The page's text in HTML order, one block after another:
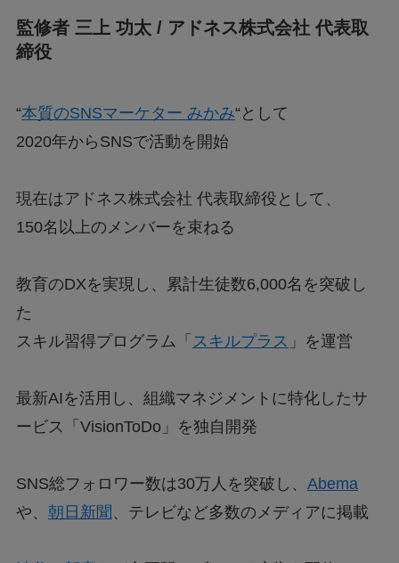
監修者 三上 功太 / アドネス株式会社 代表取
締役
“本質のSNSマーケター みかみ“として
2020年からSNSで活動を開始
現在はアドネス株式会社 代表取締役として、
150名以上のメンバーを束ねる
教育のDXを実現し、累計生徒数6,000名を突破し
た
スキル習得プログラム「 スキルプラス 」を運営
最新AIを活用し、組織マネジメントに特化したサ
ービス「VisionToDo」を独自開発
SNS総フォロワー数は30万人を突破し、 Abema
や、 朝日新聞 、テレビなど多数のメディアに掲載